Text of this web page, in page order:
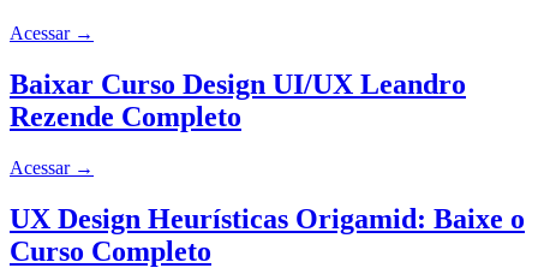
Acessar →
Baixar Curso Design UI/UX Leandro
Rezende Completo
Acessar →
UX Design Heurísticas Origamid: Baixe o
Curso Completo